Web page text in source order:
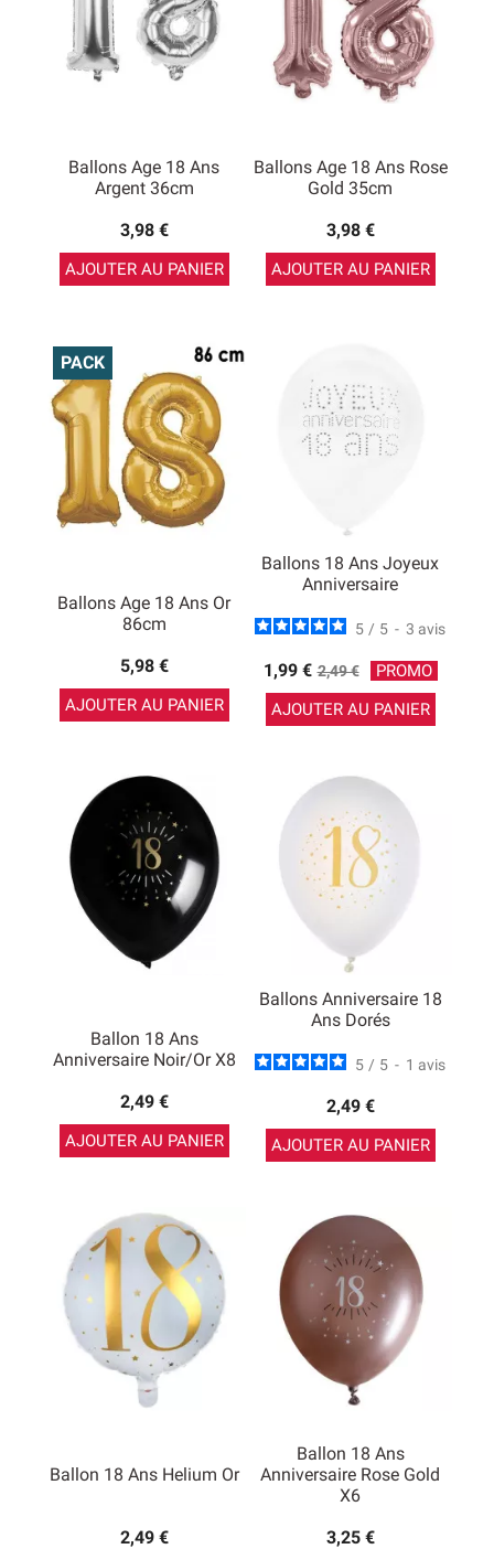
Ballons Age 18 Ans
Argent 36cm
3,98 €
AJOUTER AU PANIER
Ballons Age 18 Ans Rose
Gold 35cm
3,98 €
AJOUTER AU PANIER
Ballons Age 18 Ans Or
86cm
5,98 €
AJOUTER AU PANIER
PACK
Ballons 18 Ans Joyeux
Anniversaire
5 / 5 - 3 avis
1,99 €Prix
de
base
2,49 €
PROMO
AJOUTER AU PANIER
Ballon 18 Ans
Anniversaire Noir/Or X8
2,49 €
AJOUTER AU PANIER
Ballons Anniversaire 18
Ans Dorés
5 / 5 - 1 avis
2,49 €
AJOUTER AU PANIER
Ballon 18 Ans Helium Or
2,49 €
Ballon 18 Ans
Anniversaire Rose Gold
X6
3,25 €